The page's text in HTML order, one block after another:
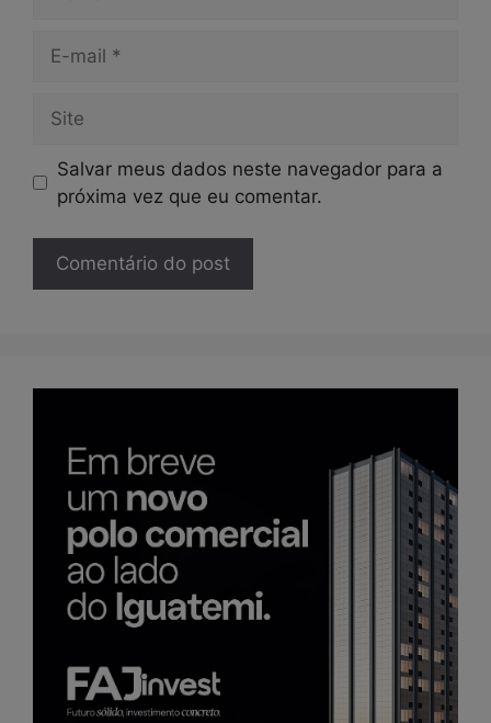
mail
Salvar meus dados neste navegador para a
próxima vez que eu comentar.